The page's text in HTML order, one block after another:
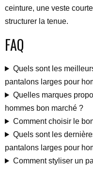
ceinture, une veste
structurer la tenue.
FAQ
Quels sont les
pantalons larges pour
Quelles marques
hommes bon marché ?
Comment choisir le
Quels sont les
pantalons larges pour
Comment styliser un